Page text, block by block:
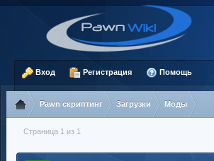
Вход Регистрация Помощь
Pawn скриптинг Загрузки Моды
Страница 1 из 1